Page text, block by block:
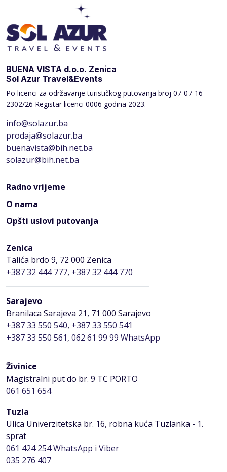
BUENA VISTA d.o.o. Zenica
Sol Azur Travel&Events
Po licenci za održavanje turističkog putovanja broj 07-07-16-
2302/26 Registar licenci 0006 godina 2023.
info@solazur.ba
prodaja@solazur.ba
buenavista@bih.net.ba
solazur@bih.net.ba
Radno vrijeme
O nama
Opšti uslovi putovanja
Zenica
Talića brdo 9, 72 000 Zenica
+387 32 444 777, +387 32 444 770
Sarajevo
Branilaca Sarajeva 21, 71 000 Sarajevo
+387 33 550 540, +387 33 550 541
+387 33 550 561, 062 61 99 99 WhatsApp
Živinice
Magistralni put do br. 9 TC PORTO
061 651 654
Tuzla
Ulica Univerzitetska br. 16, robna kuća Tuzlanka - 1.
sprat
061 424 254WhatsApp i Viber
035 276 407